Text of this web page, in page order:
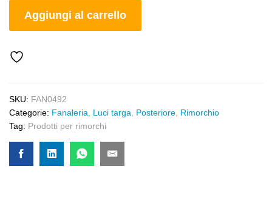
attacco
siluro
quantity
Aggiungi al carrello
SKU: FAN0492
Categorie: Fanaleria Luci targa Posteriore Rimorchio
Tag: Prodotti per rimorchi